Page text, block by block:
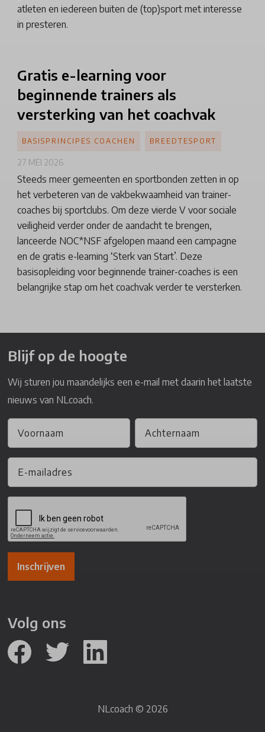
atleten en iedereen buiten de (top)sport met interesse
in presteren.
Gratis e-learning voor
beginnende trainers als
versterking van het coachvak
Steeds meer gemeenten en sportbonden zetten in op
het verbeteren van de vakbekwaamheid van trainer-
coaches bij sportclubs. Om deze vierde V voor sociale
veiligheid verder onder de aandacht te brengen,
lanceerde NOC*NSF afgelopen maand een campagne
en de gratis e-learning ‘Sterk van Start’. Deze
basisopleiding voor beginnende trainer-coaches is een
belangrijke stap om het coachvak verder te versterken.
BASISPRINCIPES COACHEN BREEDTESPORT
27 MEI 2026
Blijf op de hoogte
Wij sturen jou maandelijks een e-mail met daarin het laatste
nieuws van NLcoach.
Inschrijven
Volg ons
NLcoach © 2026